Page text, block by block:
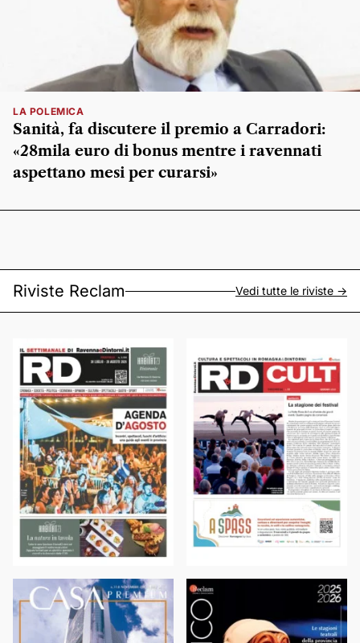
LA POLEMICA
Sanità, fa discutere il premio a Carradori:
«28mila euro di bonus mentre i ravennati
aspettano mesi per curarsi»
Riviste Reclam Vedi tutte le riviste ->